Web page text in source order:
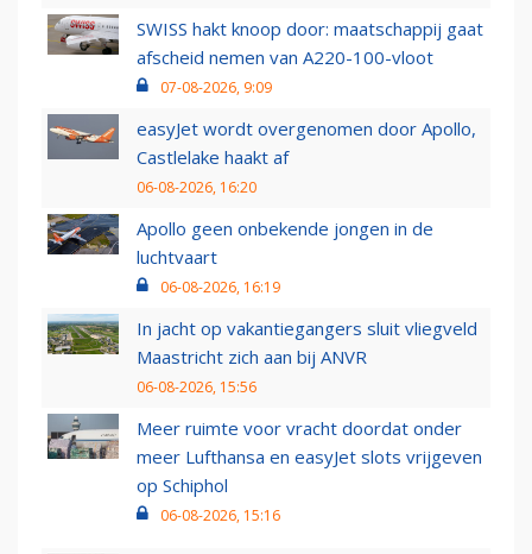
SWISS hakt knoop door: maatschappij gaat
afscheid nemen van A220-100-vloot
07-08-2026, 9:09
easyJet wordt overgenomen door Apollo,
Castlelake haakt af
06-08-2026, 16:20
Apollo geen onbekende jongen in de
luchtvaart
06-08-2026, 16:19
In jacht op vakantiegangers sluit vliegveld
Maastricht zich aan bij ANVR
06-08-2026, 15:56
Meer ruimte voor vracht doordat onder
meer Lufthansa en easyJet slots vrijgeven
op Schiphol
06-08-2026, 15:16